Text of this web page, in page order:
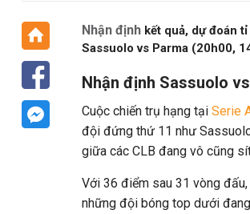
Nhận định kết quả, dự đoán
Sassuolo vs Parma (20h00,
Nhận định Sassuolo
Cuộc chiến trụ hạng tại Serie
đội đứng thứ 11 như
giữa các CLB đang vô cũng
Với 36 điểm sau 31 vòng
những đội bóng top dưới